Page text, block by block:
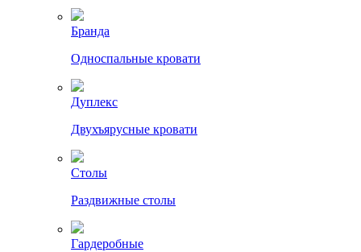
Бранда
Односпальные кровати
Дуплекс
Двухъярусные кровати
Столы
Раздвижные столы
Гардеробные